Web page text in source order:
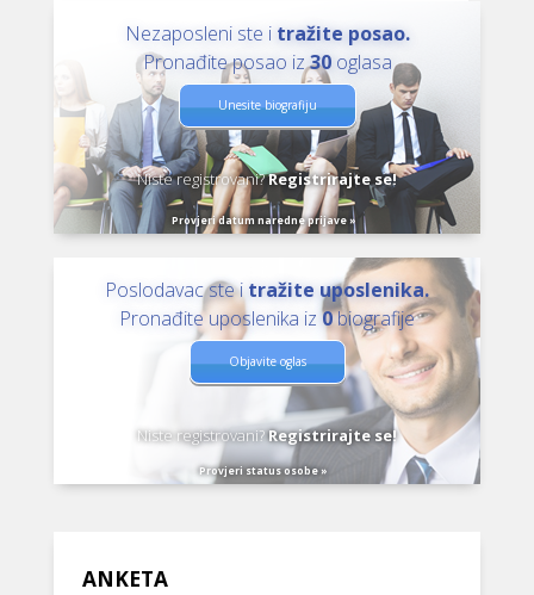
Nezaposleni ste i tražite posao.
Pronađite posao iz30oglasa
Unesite biografiju
Niste registrovani?Registrirajte se!
Provjeri datum naredne prijave »
Poslodavac ste i tražite uposlenika.
Pronađite uposlenika iz 0biografije
Objavite oglas
Niste registrovani?Registrirajte se!
Provjeri status osobe »
ANKETA